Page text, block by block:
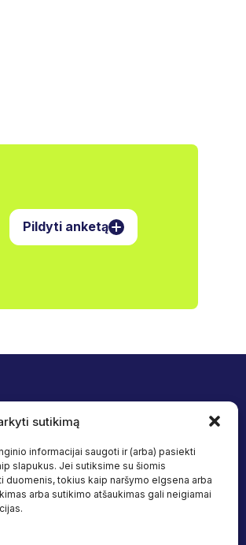
sutikimą
informacijai saugoti ir (arba) pasiekti
slapukus. Jei sutiksime su šiomis
tokius kaip naršymo elgsena arba
arba sutikimo atšaukimas gali neigiamai
Pildyti anketą
Sekite mus
Linkedin